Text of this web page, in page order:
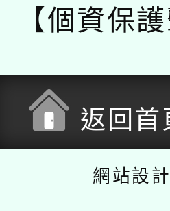
【個資保
返回首
網站設